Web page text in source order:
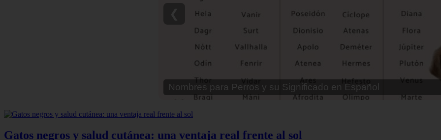
Nombres para Perros Machos con Manchas Negras
Gatos negros y salud cutánea: una ventaja real frente al sol